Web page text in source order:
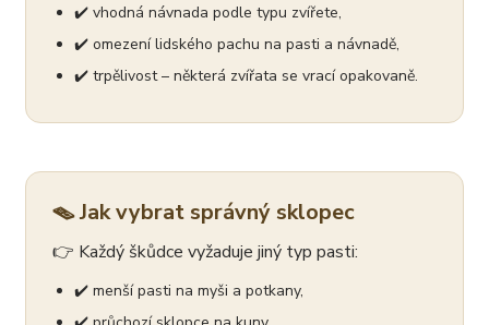
✔️ vhodná návnada podle typu zvířete,
✔️ omezení lidského pachu na pasti a návnadě,
✔️ trpělivost – některá zvířata se vrací opakovaně.
🪤 Jak vybrat správný sklopec
👉 Každý škůdce vyžaduje jiný typ pasti:
✔️ menší pasti na myši a potkany,